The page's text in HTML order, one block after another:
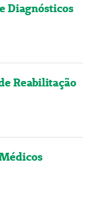
Diagnósticos
Reabilitação